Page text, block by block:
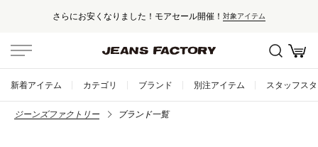
さらにお安くなりました！モアセール開催！ 対象アイテム
新着アイテム カテゴリ ブランド 別注アイテム スタッフス
ジーンズファクトリー ブランド一覧